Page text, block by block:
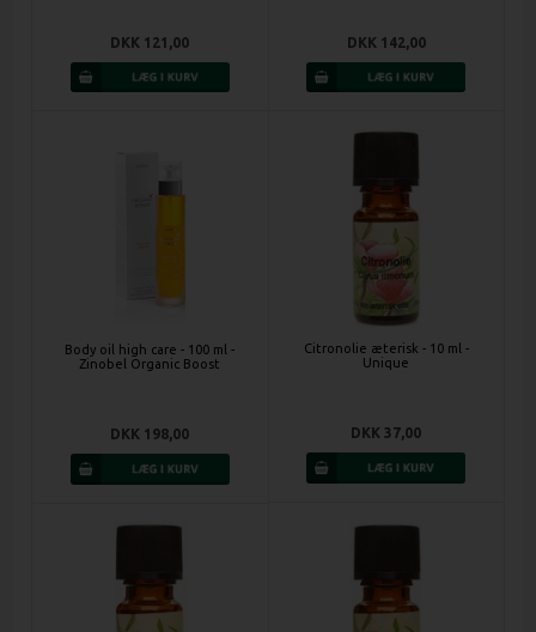
DKK 121,00 DKK 142,00
Body oil high care - 100 ml -
Zinobel Organic Boost
DKK 198,00
Citronolie æterisk - 10 ml -
Unique
DKK 37,00